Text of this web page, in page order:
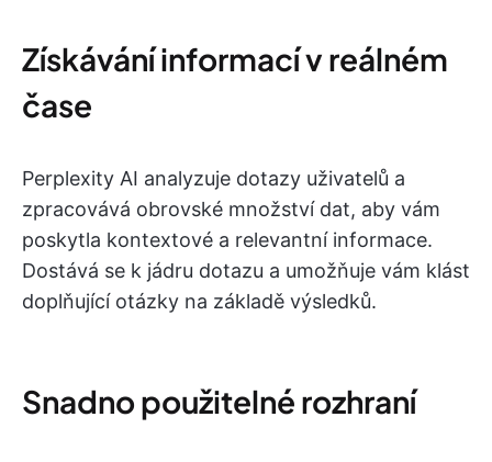
Získávání informací v reálném
čase
Perplexity AI analyzuje dotazy uživatelů a
zpracovává obrovské množství dat, aby vám
poskytla kontextové a relevantní informace.
Dostává se k jádru dotazu a umožňuje vám klást
doplňující otázky na základě výsledků.
Snadno použitelné rozhraní